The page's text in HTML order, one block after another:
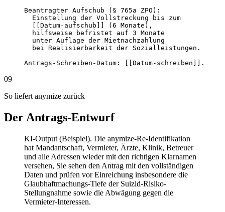
Beantragter Aufschub (§ 765a ZPO):
  Einstellung der Vollstreckung bis zum
  [[Datum-aufschub]] (6 Monate),
  hilfsweise befristet auf 3 Monate
  unter Auflage der Mietnachzahlung
  bei Realisierbarkeit der Sozialleistungen.
Antrags-Schreiben-Datum: [[Datum-schreiben]].
09
So liefert anymize zurück
Der Antrags-Entwurf
KI-Output (Beispiel). Die anymize-Re-Identifikation
hat Mandantschaft, Vermieter, Ärzte, Klinik, Betreuer
und alle Adressen wieder mit den richtigen Klarnamen
versehen, Sie sehen den Antrag mit den vollständigen
Daten und prüfen vor Einreichung insbesondere die
Glaubhaftmachungs-Tiefe der Suizid-Risiko-
Stellungnahme sowie die Abwägung gegen die
Vermieter-Interessen.